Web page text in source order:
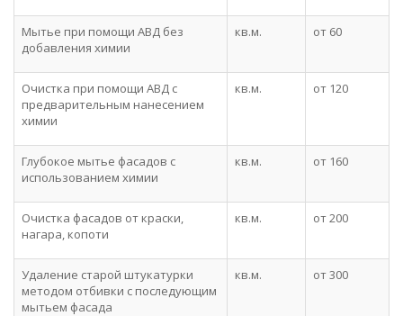
Мытье при помощи АВД без
добавления химии
кв.м. от 60
Очистка при помощи АВД с
предварительным нанесением
химии
кв.м. от 120
Глубокое мытье фасадов с
использованием химии
кв.м. от 160
Очистка фасадов от краски,
нагара, копоти
кв.м. от 200
Удаление старой штукатурки
методом отбивки с последующим
мытьем фасада
кв.м. от 300